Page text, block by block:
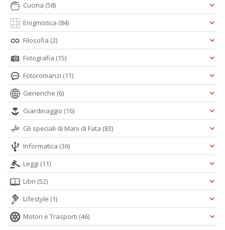
Cucina (58)
Enigmistica (84)
Filosofia (2)
Fotografia (15)
Fotoromanzi (11)
Generiche (6)
Giardinaggio (16)
Gli speciali di Mani di Fata (83)
Informatica (36)
Leggi (11)
Libri (52)
Lifestyle (1)
Motori e Trasporti (46)